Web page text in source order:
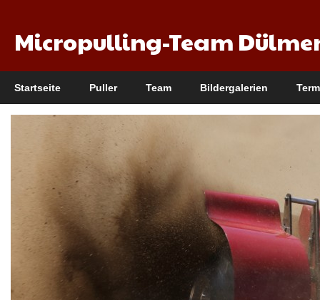
Micropulling-Team
Startseite Puller Team Bildergalerien